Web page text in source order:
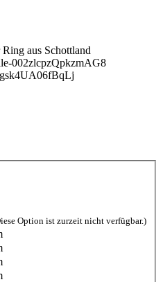
Option ist zurzeit nicht verfügbar.)